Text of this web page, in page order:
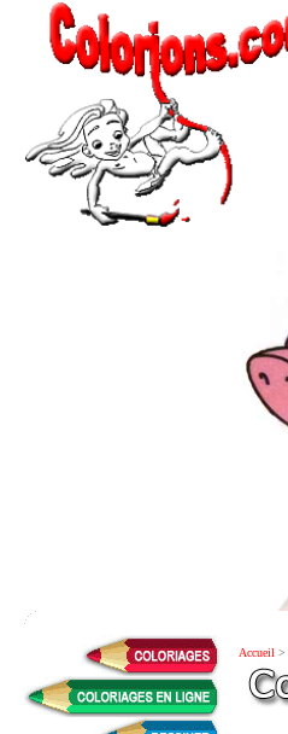
Accueil >